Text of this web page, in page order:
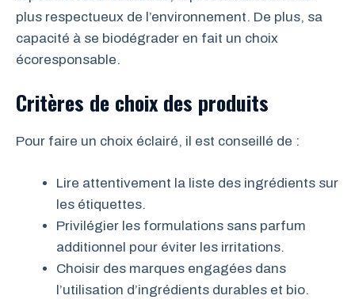
plus respectueux de l’environnement. De plus, sa
capacité à se biodégrader en fait un choix
écoresponsable.
Critères de choix des produits
Pour faire un choix éclairé, il est conseillé de :
Lire attentivement la liste des ingrédients sur
les étiquettes.
Privilégier les formulations sans parfum
additionnel pour éviter les irritations.
Choisir des marques engagées dans
l’utilisation d’ingrédients durables et bio.